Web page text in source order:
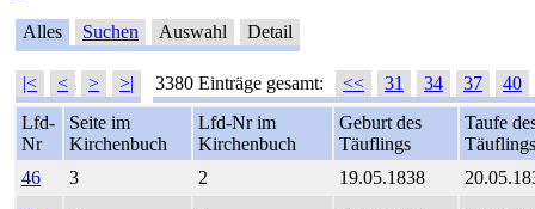
Alles Suchen Auswahl Detail
|< < > >| 3380 Einträge gesamt: << 31 34 37
40
Lfd-
Nr
Seite im
Kirchenbuch
Lfd-Nr im
Kirchenbuch
Geburt des
Täuflings
Taufe
Täuflings
46
3 2 19.05.1838